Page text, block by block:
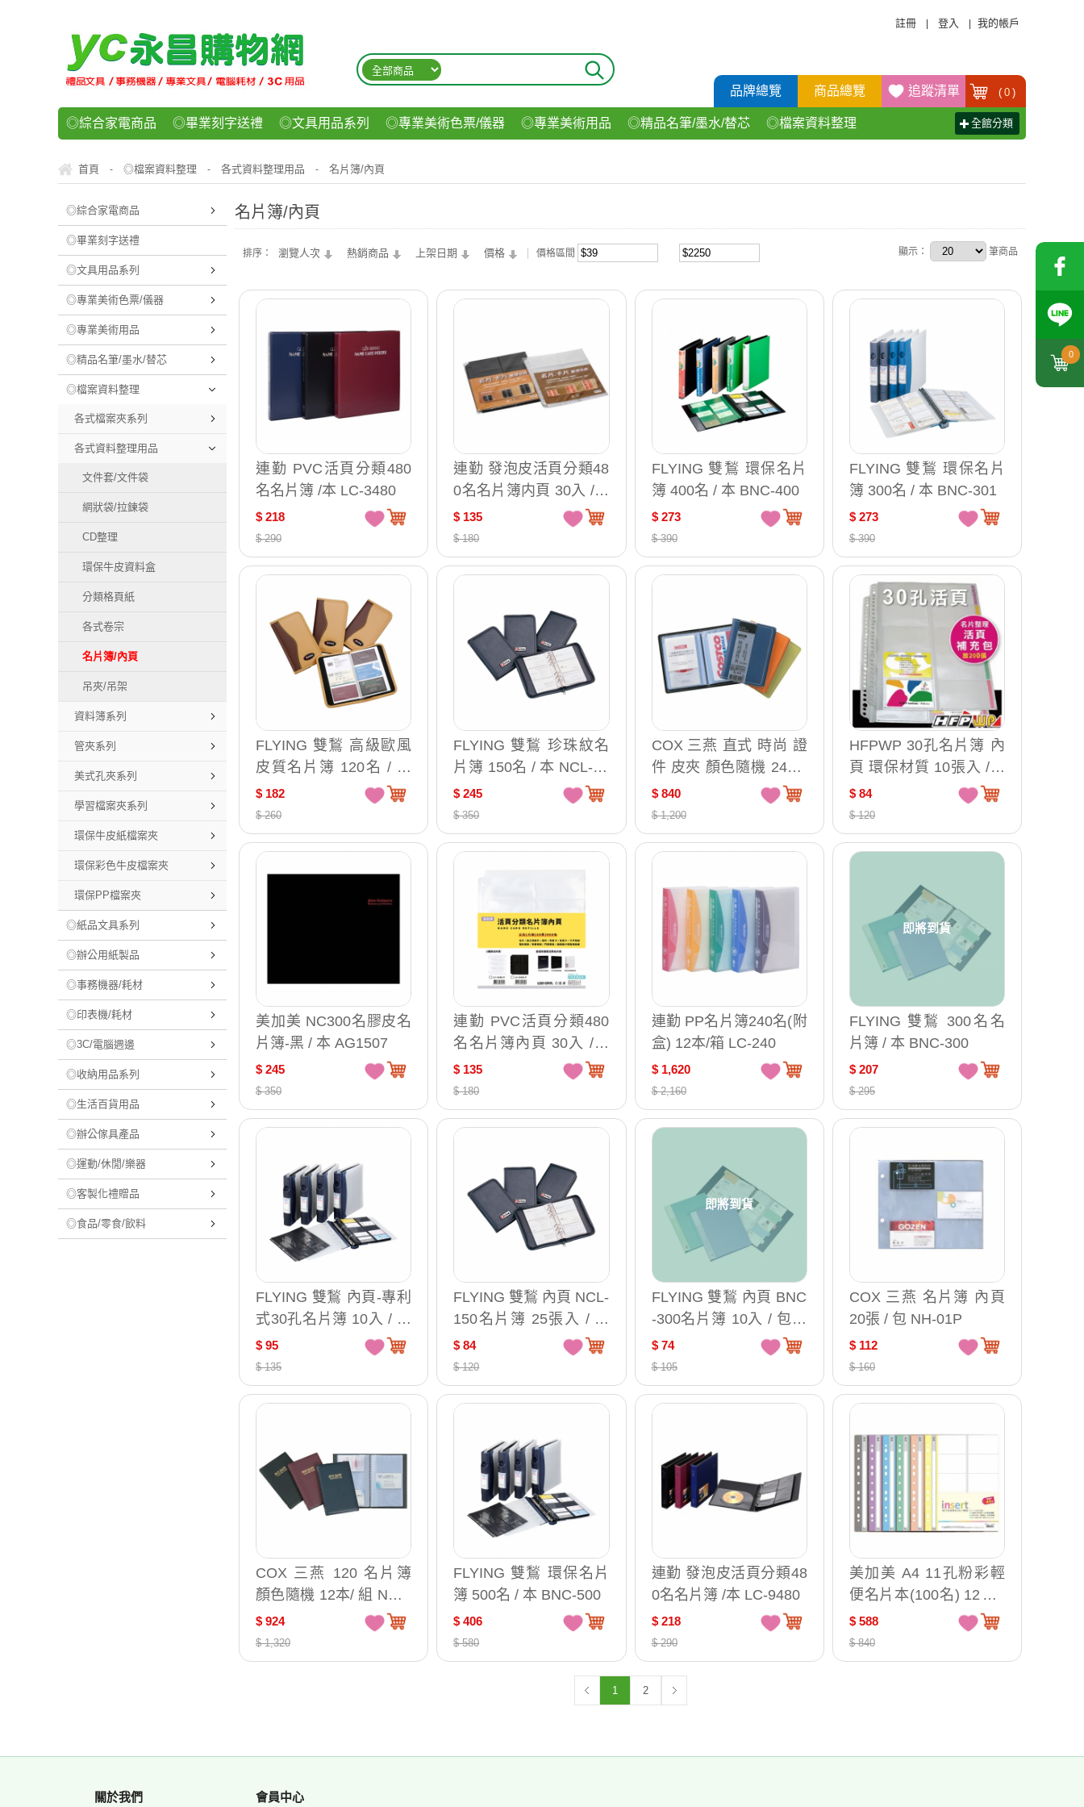
0
註冊 登入 我的帳戶
品牌總覽 商品總覽 追蹤清單 ( 0 )
◎綜合家電商品 ◎畢業刻字送禮 ◎文具用品系列 ◎專業美術色票/儀器 ◎專業美術用品 ◎精品名筆/墨水/替芯 ◎檔案資料整理
◎運動/休閒/樂器 ◎客製化禮贈品 ◎食品/零食/飲料
全館分類
首頁 - ◎檔案資料整理 - 各式資料整理用品 - 名片簿/內頁
◎綜合家電商品
◎畢業刻字送禮
◎文具用品系列
◎專業美術色票/儀器
◎專業美術用品
◎精品名筆/墨水/替芯
◎檔案資料整理
各式檔案夾系列
各式資料整理用品
文件套/文件袋
網狀袋/拉鍊袋
CD整理
環保牛皮資料盒
分類格頁紙
各式卷宗
名片簿/內頁
吊夾/吊架
資料簿系列
管夾系列
美式孔夾系列
學習檔案夾系列
環保牛皮紙檔案夾
環保彩色牛皮檔案夾
環保PP檔案夾
◎紙品文具系列
◎辦公用紙製品
◎事務機器/耗材
◎印表機/耗材
◎3C/電腦週邊
◎收納用品系列
◎生活百貨用品
◎辦公傢具產品
◎運動/休閒/樂器
◎客製化禮贈品
◎食品/零食/飲料
名片簿/內頁
排序： 瀏覽人次 熱銷商品 上架日期 價格 價格區間 顯示： 筆商品
連勤 PVC活頁分類480
名名片簿 /本 LC-3480
$ 218
$ 290
連勤 發泡皮活頁分類48
0名名片簿内頁 30入 /包
LC-9480-P
$ 135
$ 180
FLYING 雙鶖 環保名片
簿 400名 / 本 BNC-400
$ 273
$ 390
FLYING 雙鶖 環保名片
簿 300名 / 本 BNC-301
$ 273
$ 390
FLYING 雙鶖 高級歐風
皮質名片簿 120名 / 本
NCL-120LE
$ 182
$ 260
FLYING 雙鶖 珍珠紋名
片簿 150名 / 本 NCL-15
0
$ 245
$ 350
COX 三燕 直式 時尚 證
件 皮夾 顏色隨機 24本/
組 NC-04V
$ 840
$ 1,200
HFPWP 30孔名片簿 內
頁 環保材質 10張入 /包
NP500-IN
$ 84
$ 120
美加美 NC300名膠皮名
片簿-黑 / 本 AG1507
$ 245
$ 350
連勤 PVC活頁分類480
名名片簿內頁 30入 /包
LC-3480-P
$ 135
$ 180
連勤 PP名片簿240名(附
盒) 12本/箱 LC-240
$ 1,620
$ 2,160
即將到貨
FLYING 雙鶖 300名名
片簿 / 本 BNC-300
$ 207
$ 295
FLYING 雙鶖 內頁-專利
式30孔名片簿 10入 / 包
BNC-401
$ 95
$ 135
FLYING 雙鶖 內頁 NCL-
150名片簿 25張入 / 包
NCL-1447
$ 84
$ 120
即將到貨
FLYING 雙鶖 內頁 BNC
-300名片簿 10入 / 包 N
C-0234
$ 74
$ 105
COX 三燕 名片簿 內頁
20張 / 包 NH-01P
$ 112
$ 160
COX 三燕 120 名片簿
顏色隨機 12本/ 組 NH-0
2
$ 924
$ 1,320
FLYING 雙鶖 環保名片
簿 500名 / 本 BNC-500
$ 406
$ 580
連勤 發泡皮活頁分類48
0名名片簿 /本 LC-9480
$ 218
$ 290
美加美 A4 11孔粉彩輕
便名片本(100名) 12本 /
包 AO2094
$ 588
$ 840
1 2
關於我們 會員中心